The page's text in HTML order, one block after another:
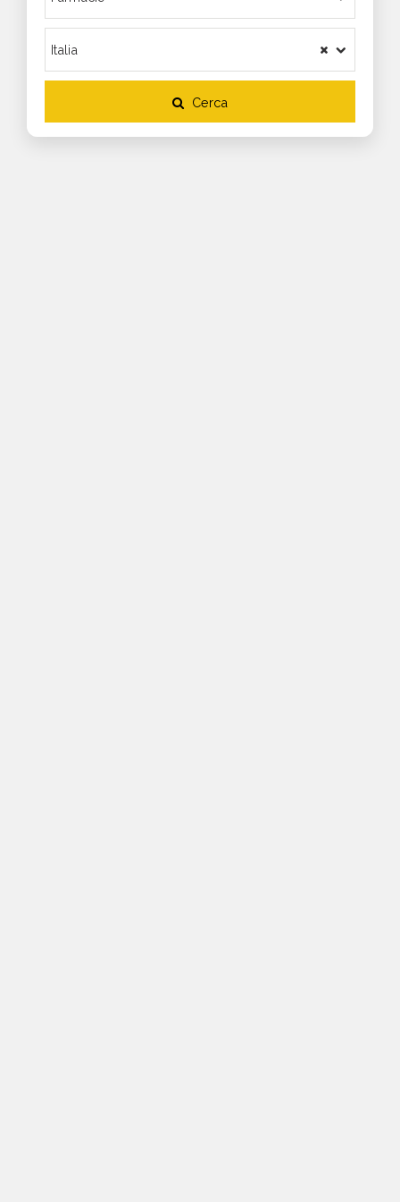
Cerca